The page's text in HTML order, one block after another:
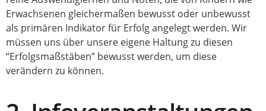
Erwachsenen gleichermaßen bewusst oder unbewusst
als primären Indikator für Erfolg angelegt werden. Wir
müssen uns über unsere eigene Haltung zu diesen
“Erfolgsmaßstäben” bewusst werden, um diese
verändern zu können.